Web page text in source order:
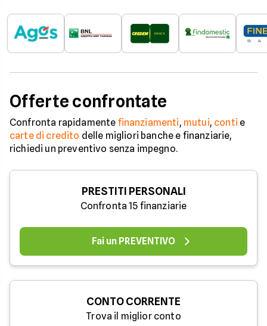
Offerte confrontate
Confronta rapidamente finanziamenti, mutui, conti e
carte di credito delle migliori banche e finanziarie,
richiedi un preventivo senza impegno.
PRESTITI PERSONALI
Confronta 15 finanziarie
Fai un PREVENTIVO
CONTO CORRENTE
Trova il miglior conto